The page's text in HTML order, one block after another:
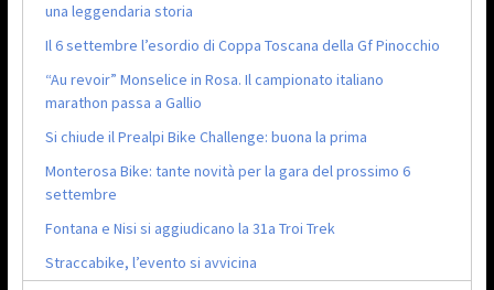
una leggendaria storia
Il 6 settembre l’esordio di Coppa Toscana della Gf Pinocchio
“Au revoir” Monselice in Rosa. Il campionato italiano
marathon passa a Gallio
Si chiude il Prealpi Bike Challenge: buona la prima
Monterosa Bike: tante novità per la gara del prossimo 6
settembre
Fontana e Nisi si aggiudicano la 31a Troi Trek
Straccabike, l’evento si avvicina